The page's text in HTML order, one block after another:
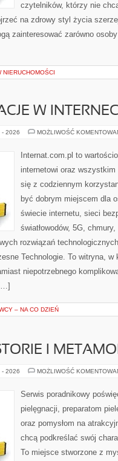
czytelników, którzy nie
na zdrowy styl życia
zainteresować zarówno
NIERUCHOMOŚCI
W
- 2026 MOŻLIWOŚĆ
Internat.com.pl to
internetowi oraz wszystkim
się z codziennym
być dobrym miejscem dla
świecie internetu, sieci
światłowodów, 5G,
rozwiązań
Technologie. To witryna,
niepotrzebnego
– NA CO DZIEŃ
I
- 2026 MOŻLIWOŚĆ
Serwis poradnikowy
pielęgnacji, preparatom
oraz pomysłom na
chcą podkreślać swój
To miejsce stworzone z